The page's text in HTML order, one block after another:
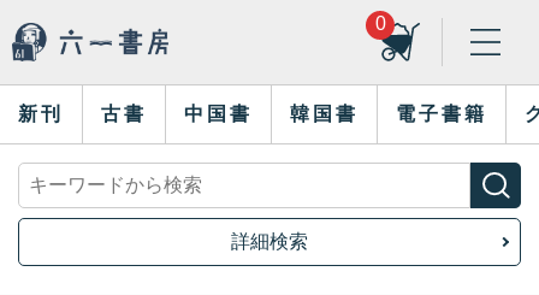
0
新刊 古書 中国書 韓国書 電子書籍
詳細検索